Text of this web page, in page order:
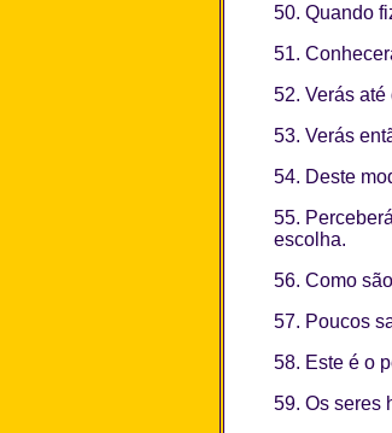
50. Quando
51.
52. Verás
53. Verás
54. Deste
55.
escolha.
56. Como
57. Poucos
58. Este é o
59. Os seres